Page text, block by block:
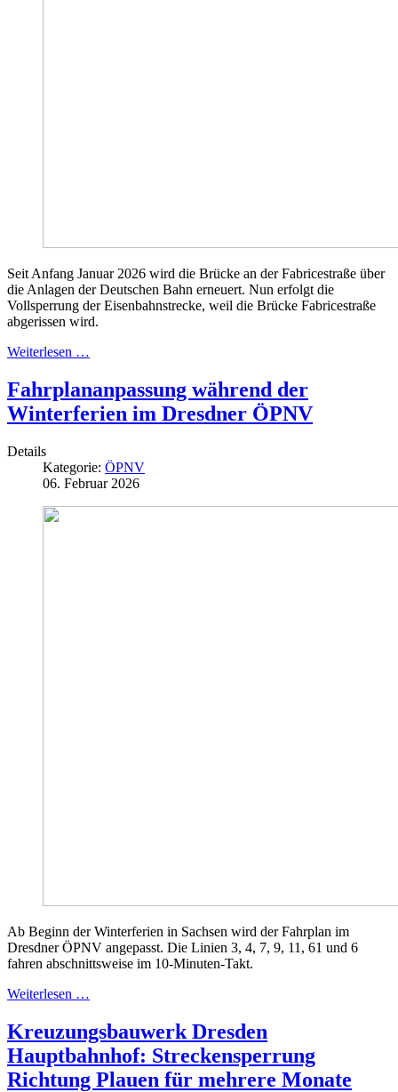
Seit Anfang Januar 2026 wird die Brücke an der Fabricestraße über
die Anlagen der Deutschen Bahn erneuert. Nun erfolgt die
Vollsperrung der Eisenbahnstrecke, weil die Brücke Fabricestraße
abgerissen wird.
Weiterlesen …
Fahrplananpassung während der
Winterferien im Dresdner ÖPNV
Details
Kategorie: ÖPNV
06. Februar 2026
Ab Beginn der Winterferien in Sachsen wird der Fahrplan im
Dresdner ÖPNV angepasst. Die Linien 3, 4, 7, 9, 11, 61 und 6
fahren abschnittsweise im 10-Minuten-Takt.
Weiterlesen …
Kreuzungsbauwerk Dresden
Hauptbahnhof: Streckensperrung
Richtung Plauen für mehrere Monate